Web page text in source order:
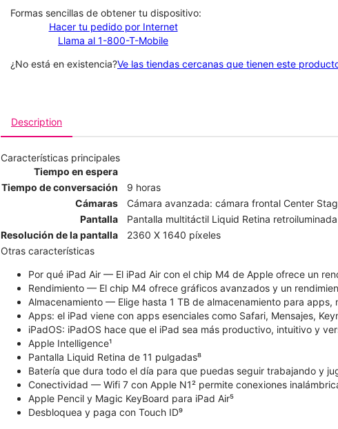
​​​​​​​Formas sencillas de obtener tu dispositivo:
Hacer tu pedido por Internet
Llama al 1-800-T-Mobile
¿No está en existencia?Ve las tiendas cercanas que tienen este
Description
Características principales
Tiempo en espera
Tiempo de conversación
9 horas
Cámaras
Cámara avanzada: cámara frontal Center
Pantalla
Pantalla multitáctil Liquid Retina
Resolución de la pantalla
2360 X 1640 píxeles
Otras características
Por qué iPad Air — El iPad Air con el chip M4 de Apple ofrece un
Rendimiento — El chip M4 ofrece gráficos avanzados y un
Almacenamiento — Elige hasta 1 TB de almacenamiento para apps,
Apps: el iPad viene con apps esenciales como Safari, Mensajes,
iPadOS: iPadOS hace que el iPad sea más productivo, intuitivo y
Apple Intelligence¹
Pantalla Liquid Retina de 11 pulgadas⁸
Batería que dura todo el día para que puedas seguir trabajando y
Conectividad — Wifi 7 con Apple N1² permite conexiones
Apple Pencil y Magic KeyBoard para iPad Air⁵
Desbloquea y paga con Touch ID⁹